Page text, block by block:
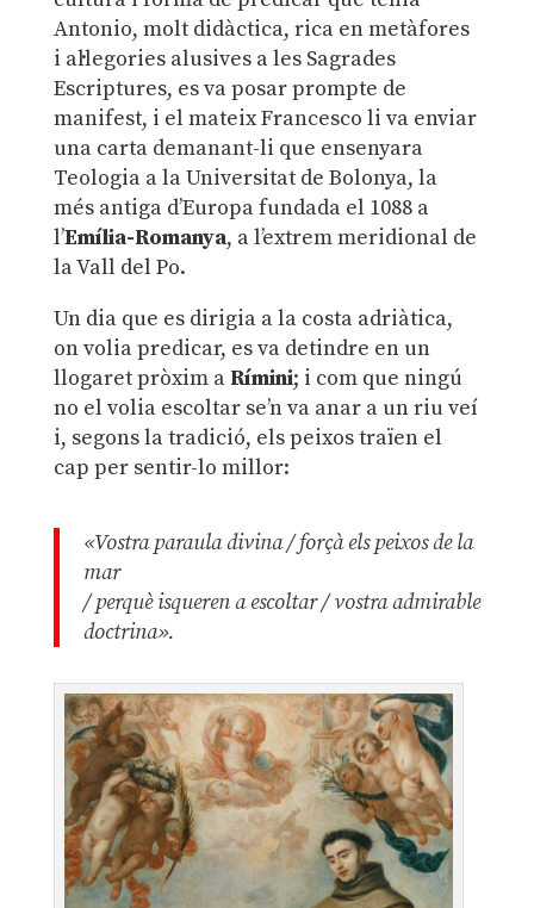
Antonio, molt didàctica, rica en metàfores
i al·legories alusives a les Sagrades
Escriptures, es va posar prompte de
manifest, i el mateix Francesco li va enviar
una carta demanant-li que ensenyara
Teologia a la Universitat de Bolonya, la
més antiga d’Europa fundada el 1088 a
l’Emília-Romanya, a l’extrem meridional de
la Vall del Po.
Un dia que es dirigia a la costa adriàtica,
on volia predicar, es va detindre en un
llogaret pròxim a Rímini; i com que ningú
no el volia escoltar se’n va anar a un riu veí
i, segons la tradició, els peixos traïen el
cap per sentir-lo millor:
«Vostra paraula divina / forçà els peixos de la
mar
/ perquè isqueren a escoltar / vostra admirable
doctrina».